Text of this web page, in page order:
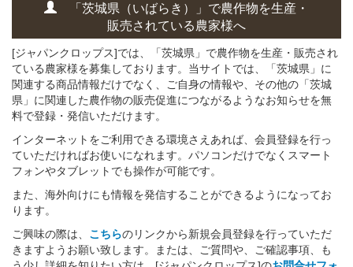
「茨城県（いばらき）」 で農作物を生産・
販売されている農家様へ
[ジャパンクロップス]では、「茨城県」で農作物を生産・販売され
ている農家様を募集しております。当サイトでは、「茨城県」に
関連する商品情報だけでなく、ご自身の情報や、その他の「茨城
県」に関連した農作物の販売促進につながるようなお知らせを無
料で登録・発信いただけます。
インターネットをご利用できる環境さえあれば、会員登録を行っ
ていただければお使いになれます。パソコンだけでなくスマート
フォンやタブレットでも操作が可能です。
また、海外向けにも情報を発信することができるようになってお
ります。
ご興味の際は、 こちらのリンクから新規会員登録を行っていただ
きますようお願い致します。または、ご質問や、ご確認事項、も